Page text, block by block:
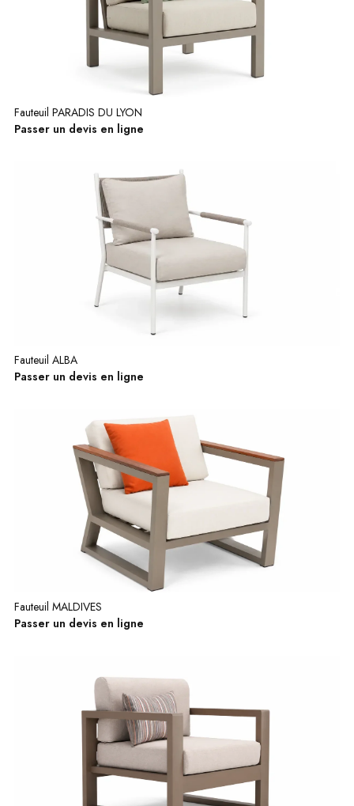
Fauteuil PARADIS DU LYON
Passer un devis en ligne
Fauteuil ALBA
Passer un devis en ligne
Fauteuil MALDIVES
Passer un devis en ligne